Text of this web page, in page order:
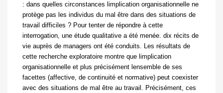
: dans quelles circonstances limplication organisationnelle ne
protège pas les individus du mal être dans des situations de
travail difficiles ? Pour tenter de répondre à cette
interrogation, une étude qualitative a été menée. dix récits de
vie auprès de managers ont été conduits. Les résultats de
cette recherche exploratoire montre que limplication
organisationnelle et plus précisément lensemble de ses
facettes (affective, de continuité et normative) peut coexister
avec des situations de mal être au travail. Précisément, ces